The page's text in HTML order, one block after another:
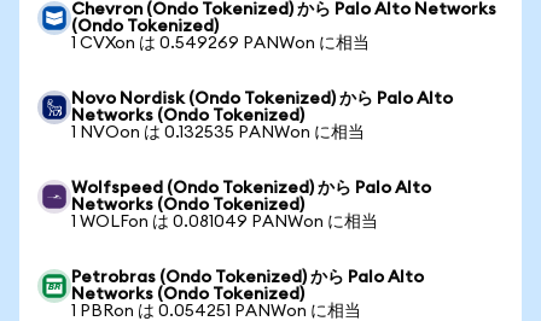
Chevron (Ondo Tokenized) から Palo Alto Networks
(Ondo Tokenized)
1 CVXon は 0.549269 PANWon に相当
Novo Nordisk (Ondo Tokenized) から Palo Alto
Networks (Ondo Tokenized)
1 NVOon は 0.132535 PANWon に相当
Wolfspeed (Ondo Tokenized) から Palo Alto
Networks (Ondo Tokenized)
1 WOLFon は 0.081049 PANWon に相当
Petrobras (Ondo Tokenized) から Palo Alto
Networks (Ondo Tokenized)
1 PBRon は 0.054251 PANWon に相当